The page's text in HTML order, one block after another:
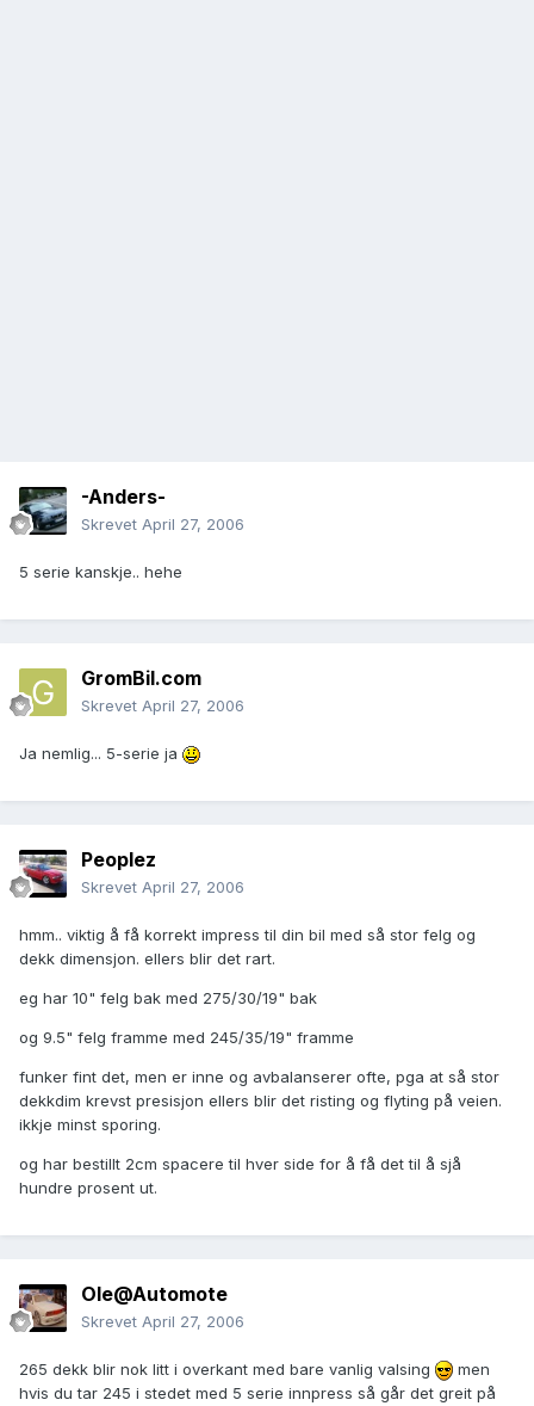
-Anders-
Skrevet April 27, 2006
5 serie kanskje.. hehe
GromBil.com
Skrevet April 27, 2006
Ja nemlig... 5-serie ja
Peoplez
Skrevet April 27, 2006
hmm.. viktig å få korrekt impress til din bil med så stor felg og
dekk dimensjon. ellers blir det rart.
eg har 10" felg bak med 275/30/19" bak
og 9.5" felg framme med 245/35/19" framme
funker fint det, men er inne og avbalanserer ofte, pga at så stor
dekkdim krevst presisjon ellers blir det risting og flyting på veien.
ikkje minst sporing.
og har bestillt 2cm spacere til hver side for å få det til å sjå
hundre prosent ut.
Ole@Automote
Skrevet April 27, 2006
265 dekk blir nok litt i overkant med bare vanlig valsing
men
hvis du tar 245 i stedet med 5 serie innpress så går det greit på